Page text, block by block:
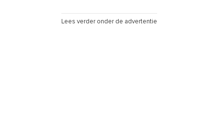
Lees verder onder de advertentie